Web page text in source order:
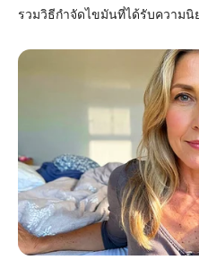
ดวงรายวัน 5 กันยายน 2565
5 ก.ย. 2022
รวมวิธีกำจัดไขมันที่ได้รับความนิ